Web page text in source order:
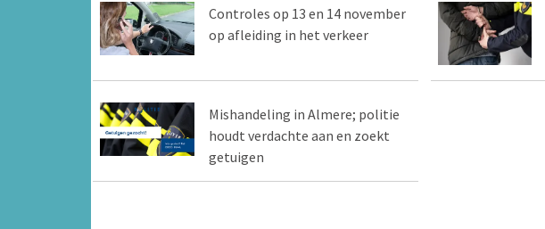
Controles op 13 en 14 november
op afleiding in het verkeer
Mishandeling in Almere; politie
houdt verdachte aan en zoekt
getuigen